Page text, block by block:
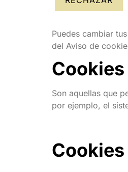
Puedes cambiar
del Aviso de
Son aquellas que
por ejemplo, el